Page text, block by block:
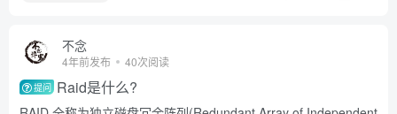
不念
4年前发布 40次阅读
提问 Raid是什么?